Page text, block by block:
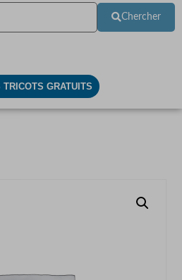
Chercher
TRICOTS GRATUITS